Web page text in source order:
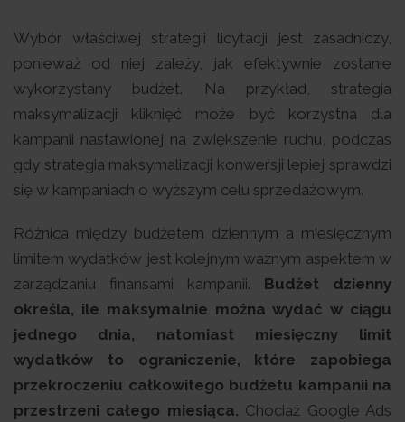
Wybór właściwej strategii licytacji jest zasadniczy,
ponieważ od niej zależy, jak efektywnie zostanie
wykorzystany budżet. Na przykład, strategia
maksymalizacji kliknięć może być korzystna dla
kampanii nastawionej na zwiększenie ruchu, podczas
gdy strategia maksymalizacji konwersji lepiej sprawdzi
się w kampaniach o wyższym celu sprzedażowym.
Różnica między budżetem dziennym a miesięcznym
limitem wydatków jest kolejnym ważnym aspektem w
zarządzaniu finansami kampanii. Budżet dzienny
określa, ile maksymalnie można wydać w ciągu
jednego dnia, natomiast miesięczny limit
wydatków to ograniczenie, które zapobiega
przekroczeniu całkowitego budżetu kampanii na
przestrzeni całego miesiąca. Chociaż Google Ads